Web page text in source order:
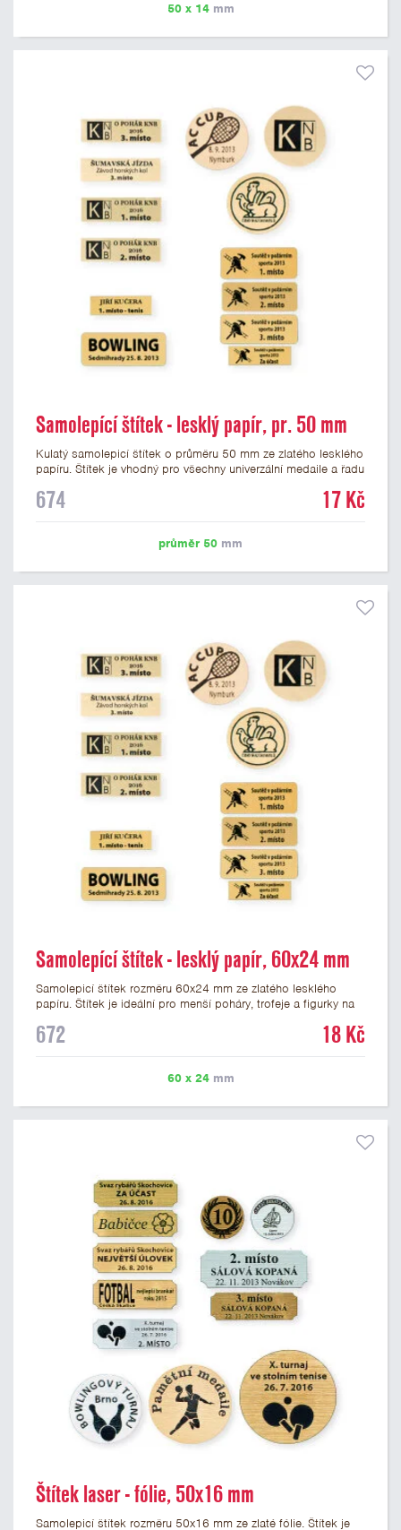
prvním kroku objednávky.50 x 14mm
Samolepící štítek - lesklý papír, pr. 50 mm
Kulatý samolepicí štítek o průměru 50 mm ze zlatého lesklého
papíru. Štítek je vhodný pro všechny univerzální medaile a řadu
mm. Na štítek je možné vytisknout logo nebo text dle vašeho
674 17 Kč
průměr 50 mm
Samolepící štítek - lesklý papír, 60x24 mm
Samolepicí štítek rozměru 60x24 mm ze zlatého lesklého
papíru. Štítek je ideální pro menší poháry, trofeje a figurky na
libovolné logo nebo text. Potisk štítku je zahrnut v ceně. U
výrobu štítku je možné přiložit v prvním kroku objednávky.
672 18 Kč
60 x 24mm
Štítek laser - fólie, 50x16 mm
Samolepicí štítek rozměru 50x16 mm ze zlaté fólie. Štítek je